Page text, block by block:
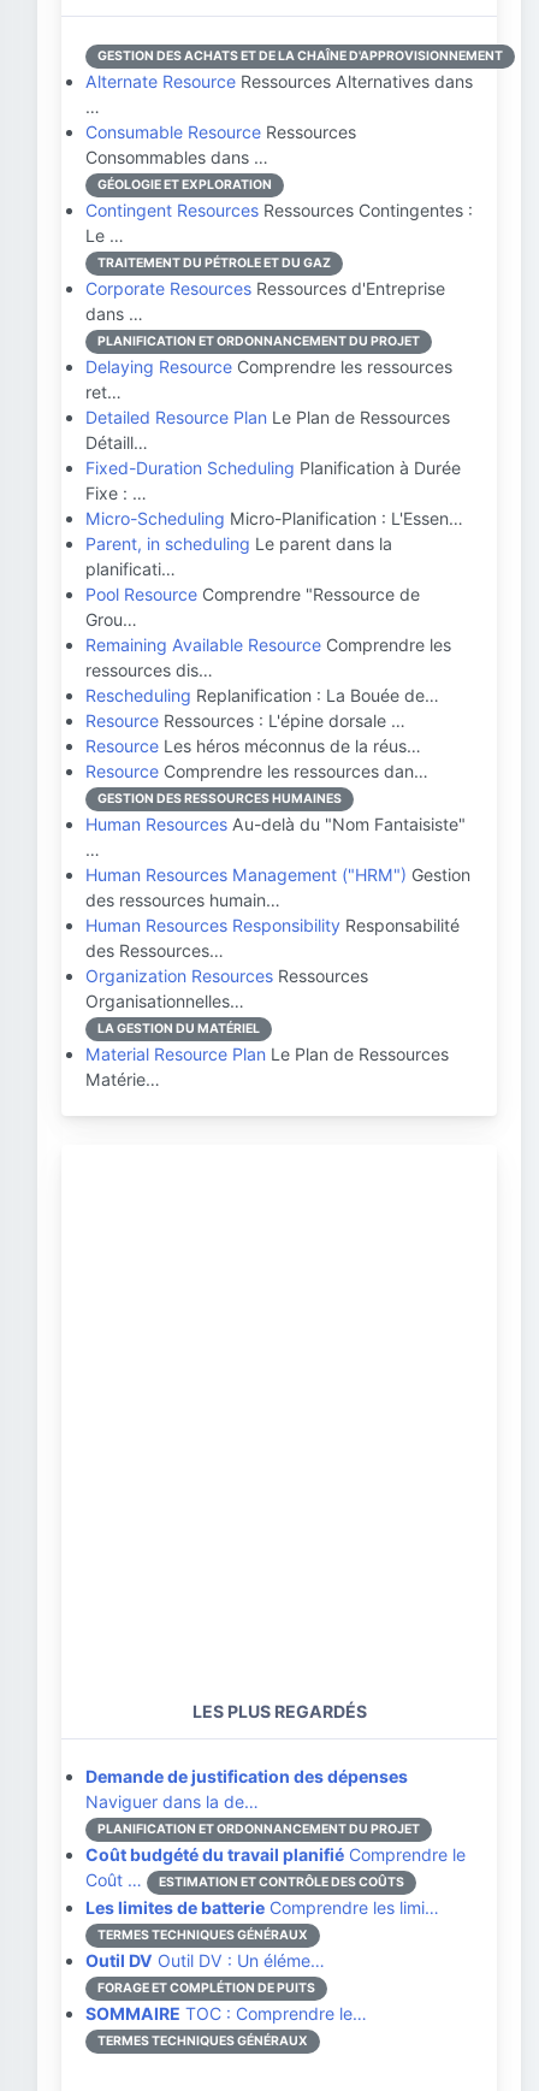
GESTION DES ACHATS ET DE LA CHAÎNE D'APPROVISIONNEMENT
Alternate Resource Ressources Alternatives dans
…
Consumable Resource Ressources
Consommables dans …
GÉOLOGIE ET EXPLORATION
Contingent Resources Ressources Contingentes :
Le …
TRAITEMENT DU PÉTROLE ET DU GAZ
Corporate Resources Ressources d'Entreprise
dans …
PLANIFICATION ET ORDONNANCEMENT DU PROJET
Delaying Resource Comprendre les ressources
ret…
Detailed Resource Plan Le Plan de Ressources
Détaill…
Fixed-Duration Scheduling Planification à Durée
Fixe : …
Micro-Scheduling Micro-Planification : L'Essen…
Parent, in scheduling Le parent dans la
planificati…
Pool Resource Comprendre "Ressource de
Grou…
Remaining Available Resource Comprendre les
ressources dis…
Rescheduling Replanification : La Bouée de…
Resource Ressources : L'épine dorsale …
Resource Les héros méconnus de la réus…
Resource Comprendre les ressources dan…
GESTION DES RESSOURCES HUMAINES
Human Resources Au-delà du "Nom Fantaisiste"
…
Human Resources Management ("HRM") Gestion
des ressources humain…
Human Resources Responsibility Responsabilité
des Ressources…
Organization Resources Ressources
Organisationnelles…
LA GESTION DU MATÉRIEL
Material Resource Plan Le Plan de Ressources
Matérie…
LES PLUS REGARDÉS
Demande de justification des dépenses
Naviguer dans la de…
PLANIFICATION ET ORDONNANCEMENT DU PROJET
Coût budgété du travail planifié Comprendre le
Coût …
ESTIMATION ET CONTRÔLE DES COÛTS
Les limites de batterie Comprendre les limi…
TERMES TECHNIQUES GÉNÉRAUX
Outil DV Outil DV : Un éléme…
FORAGE ET COMPLÉTION DE PUITS
SOMMAIRE TOC : Comprendre le…
TERMES TECHNIQUES GÉNÉRAUX